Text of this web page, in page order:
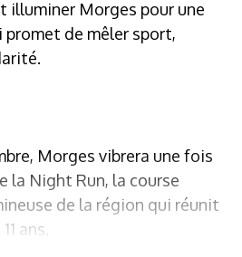
illuminer Morges pour une
de mêler sport,
Morges vibrera une fois
la Night Run, la course
de la région qui réunit
ans.